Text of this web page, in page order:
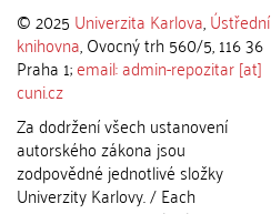
© 2025 Univerzita Karlova,Ústřední
knihovna, Ovocný trh 560/5, 116 36
Praha 1;email: admin-repozitar [at]
cuni.cz
Za dodržení všech ustanovení
autorského zákona jsou
zodpovědné jednotlivé složky
Univerzity Karlovy. / Each